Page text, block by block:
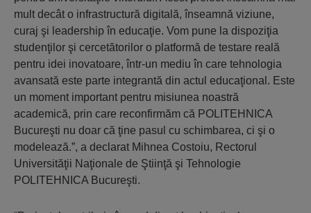
mult decât o infrastructură digitală, înseamnă viziune,
curaj şi leadership în educaţie. Vom pune la dispoziţia
studenţilor şi cercetătorilor o platformă de testare reală
pentru idei inovatoare, într-un mediu în care tehnologia
avansată este parte integrantă din actul educaţional. Este
un moment important pentru misiunea noastră
academică, prin care reconfirmăm că POLITEHNICA
Bucureşti nu doar că ţine pasul cu schimbarea, ci şi o
modelează.”, a declarat Mihnea Costoiu, Rectorul
Universităţii Naţionale de Ştiinţă şi Tehnologie
POLITEHNICA Bucureşti.